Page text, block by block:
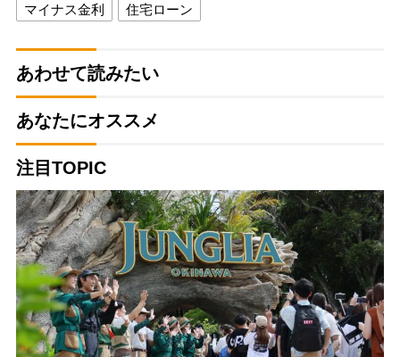
マイナス金利 住宅ローン
あわせて読みたい
あなたにオススメ
注目TOPIC